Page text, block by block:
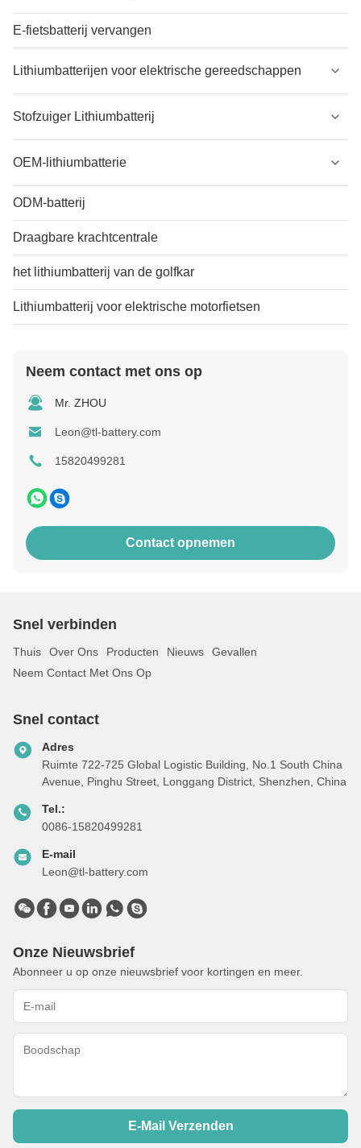
E-fietsbatterij vervangen
Lithiumbatterijen voor elektrische gereedschappen
Stofzuiger Lithiumbatterij
OEM-lithiumbatterie
ODM-batterij
Draagbare krachtcentrale
het lithiumbatterij van de golfkar
Lithiumbatterij voor elektrische motorfietsen
Neem contact met ons op
Mr. ZHOU
Leon@tl-battery.com
15820499281
Contact opnemen
Snel verbinden
Thuis Over Ons Producten Nieuws
Gevallen
Neem Contact Met Ons Op
Snel contact
Adres
Ruimte 722-725 Global Logistic Building, No.1 South China
Avenue, Pinghu Street, Longgang District, Shenzhen, China
Tel.:
0086-15820499281
E-mail
Leon@tl-battery.com
Onze Nieuwsbrief
Abonneer u op onze nieuwsbrief voor kortingen en meer.
E-Mail Verzenden